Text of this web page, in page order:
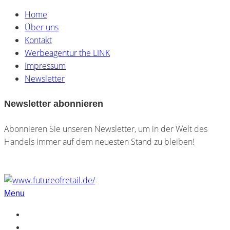
Home
Über uns
Kontakt
Werbeagentur the LINK
Impressum
Newsletter
Newsletter abonnieren
Abonnieren Sie unseren Newsletter, um in der Welt des
Handels immer auf dem neuesten Stand zu bleiben!
Menu